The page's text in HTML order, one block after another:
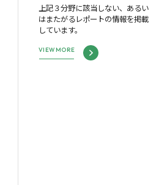
上記３分野に該当しない、あるい
はまたがるレポートの情報を掲載
しています。
VIEW MORE